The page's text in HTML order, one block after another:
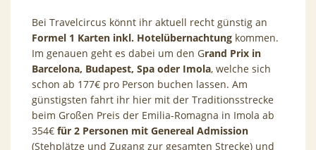
Bei Travelcircus könnt ihr aktuell recht günstig an
Formel 1 Karten inkl. Hotelübernachtung kommen.
Im genauen geht es dabei um den Grand Prix in
Barcelona, Budapest, Spa oder Imola, welche sich
schon ab 177€ pro Person buchen lassen. Am
günstigsten fahrt ihr hier mit der Traditionsstrecke
beim Großen Preis der Emilia-Romagna in Imola ab
354€ für 2 Personen mit Genereal Admission
(Stehplätze und Zugang zur gesamten Strecke) und